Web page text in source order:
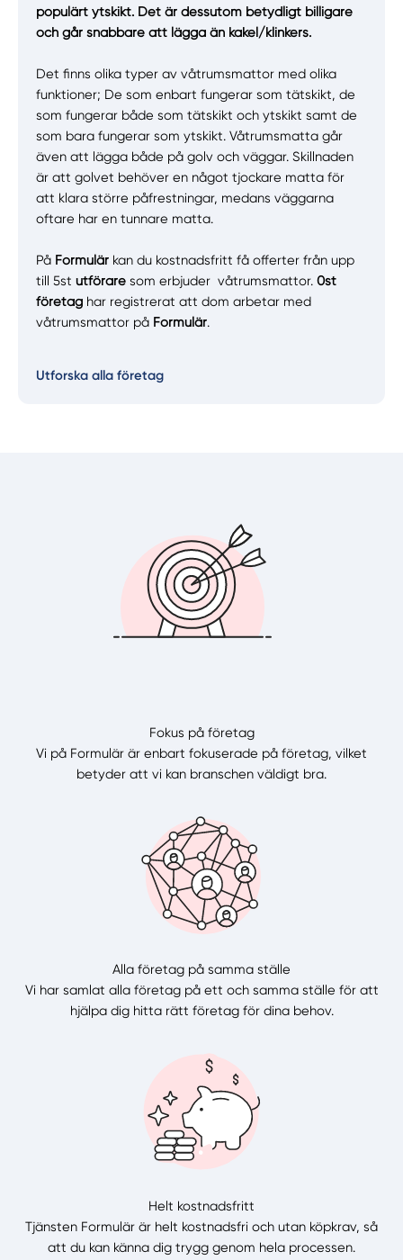
populärt ytskikt. Det är dessutom betydligt billigare
och går snabbare att lägga än kakel/klinkers.
Det finns olika typer av våtrumsmattor med olika
funktioner; De som enbart fungerar som tätskikt, de
som fungerar både som tätskikt och ytskikt samt de
som bara fungerar som ytskikt. Våtrumsmatta går
även att lägga både på golv och väggar. Skillnaden
är att golvet behöver en något tjockare matta för
att klara större påfrestningar, medans väggarna
oftare har en tunnare matta.
På Formulär kan du kostnadsfritt få offerter från upp
till 5stutförare som erbjuder våtrumsmattor.0st
företag har registrerat att dom arbetar med
våtrumsmattor på Formulär.
Utforska alla företag
Fokus på företag
Vi på Formulär är enbart fokuserade på företag, vilket
betyder att vi kan branschen väldigt bra.
Alla företag på samma ställe
Vi har samlat alla företag på ett och samma ställe för att
hjälpa dig hitta rätt företag för dina behov.
Helt kostnadsfritt
Tjänsten Formulär är helt kostnadsfri och utan köpkrav, så
att du kan känna dig trygg genom hela processen.